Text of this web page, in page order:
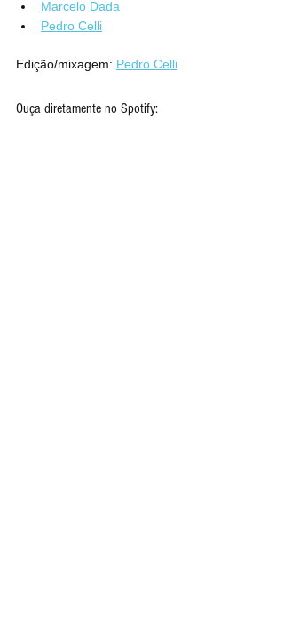
Marcelo Dada
Pedro Celli
Edição/mixagem: Pedro Celli
Ouça diretamente no Spotify: